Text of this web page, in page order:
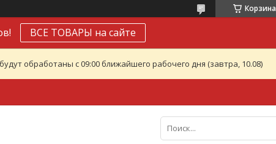
Корзина
ВСЕ ТОВАРЫ на сайте
обработаны с 09:00 ближайшего рабочего дня (завтра, 10.08)